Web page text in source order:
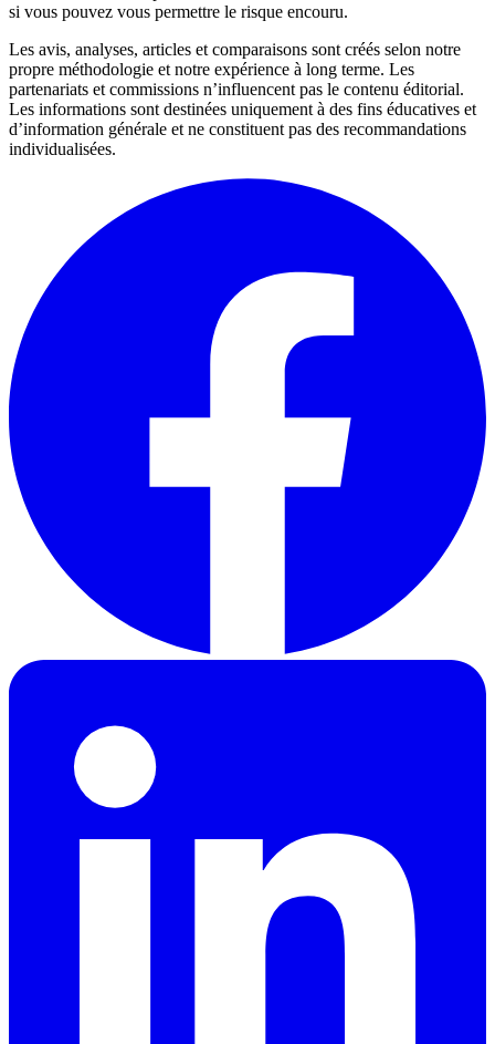
si vous pouvez vous permettre le risque encouru.
Les avis, analyses, articles et comparaisons sont créés selon notre
propre méthodologie et notre expérience à long terme. Les
partenariats et commissions n’influencent pas le contenu éditorial.
Les informations sont destinées uniquement à des fins éducatives et
d’information générale et ne constituent pas des recommandations
individualisées.